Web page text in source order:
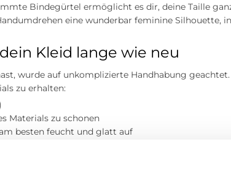
Bindegürtel ermöglicht es dir, deine Taille
eine wunderbar feminine Silhouette,
Kleid lange wie neu
wurde auf unkomplizierte Handhabung
zu erhalten:
Materials zu schonen
besten feucht und glatt auf